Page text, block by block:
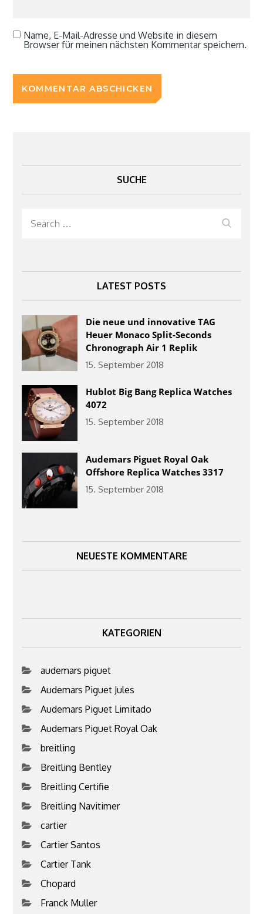
Name, E-Mail-Adresse und Website in diesem
Browser für meinen nächsten Kommentar speichern.
SUCHE
LATEST POSTS
Die neue und innovative TAG
Heuer Monaco Split-Seconds
Chronograph Air 1 Replik
15. September 2018
Hublot Big Bang Replica Watches
4072
15. September 2018
Audemars Piguet Royal Oak
Offshore Replica Watches 3317
15. September 2018
NEUESTE KOMMENTARE
KATEGORIEN
audemars piguet
Audemars Piguet Jules
Audemars Piguet Limitado
Audemars Piguet Royal Oak
breitling
Breitling Bentley
Breitling Certifie
Breitling Navitimer
cartier
Cartier Santos
Cartier Tank
Chopard
Franck Muller